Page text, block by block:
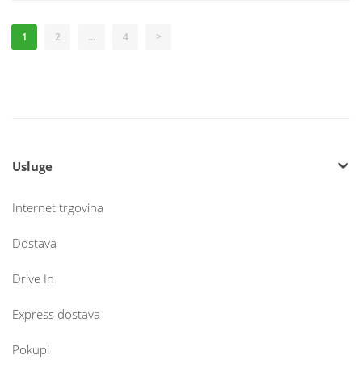
1 2 ... 4 >
Usluge
Internet trgovina
Dostava
Drive In
Express dostava
Pokupi